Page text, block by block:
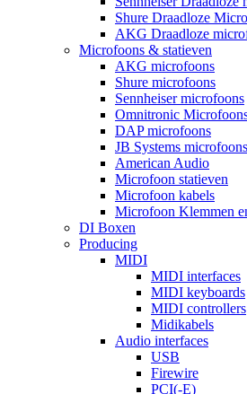
Shure Draadloze
AKG Draadloze
Microfoons & statieven
AKG microfoons
Shure microfoons
Sennheiser microfoons
Omnitronic
DAP microfoons
JB Systems microfoons
American Audio
Microfoon statieven
Microfoon kabels
Microfoon Klemmen
DI Boxen
Producing
MIDI
MIDI interfaces
MIDI keyboards
MIDI controllers
Midikabels
Audio interfaces
USB
Firewire
PCI(-E)